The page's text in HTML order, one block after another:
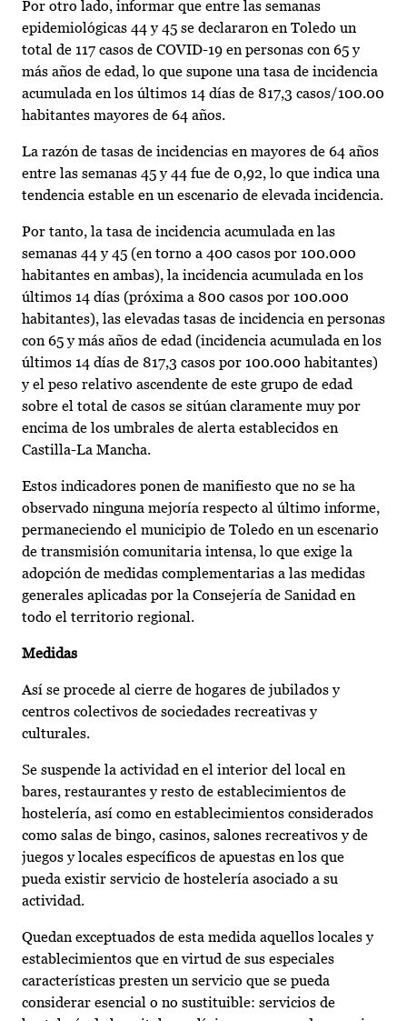
Por otro lado, informar que entre las semanas
epidemiológicas 44 y 45 se declararon en Toledo un
total de 117 casos de COVID-19 en personas con 65 y
más años de edad, lo que supone una tasa de incidencia
acumulada en los últimos 14 días de 817,3 casos/100.00
habitantes mayores de 64 años.
La razón de tasas de incidencias en mayores de 64 años
entre las semanas 45 y 44 fue de 0,92, lo que indica una
tendencia estable en un escenario de elevada incidencia.
Por tanto, la tasa de incidencia acumulada en las
semanas 44 y 45 (en torno a 400 casos por 100.000
habitantes en ambas), la incidencia acumulada en los
últimos 14 días (próxima a 800 casos por 100.000
habitantes), las elevadas tasas de incidencia en personas
con 65 y más años de edad (incidencia acumulada en los
últimos 14 días de 817,3 casos por 100.000 habitantes)
y el peso relativo ascendente de este grupo de edad
sobre el total de casos se sitúan claramente muy por
encima de los umbrales de alerta establecidos en
Castilla-La Mancha.
Estos indicadores ponen de manifiesto que no se ha
observado ninguna mejoría respecto al último informe,
permaneciendo el municipio de Toledo en un escenario
de transmisión comunitaria intensa, lo que exige la
adopción de medidas complementarias a las medidas
generales aplicadas por la Consejería de Sanidad en
todo el territorio regional.
Medidas
Así se procede al cierre de hogares de jubilados y
centros colectivos de sociedades recreativas y
culturales.
Se suspende la actividad en el interior del local en
bares, restaurantes y resto de establecimientos de
hostelería, así como en establecimientos considerados
como salas de bingo, casinos, salones recreativos y de
juegos y locales específicos de apuestas en los que
pueda existir servicio de hostelería asociado a su
actividad.
Quedan exceptuados de esta medida aquellos locales y
establecimientos que en virtud de sus especiales
características presten un servicio que se pueda
considerar esencial o no sustituible: servicios de